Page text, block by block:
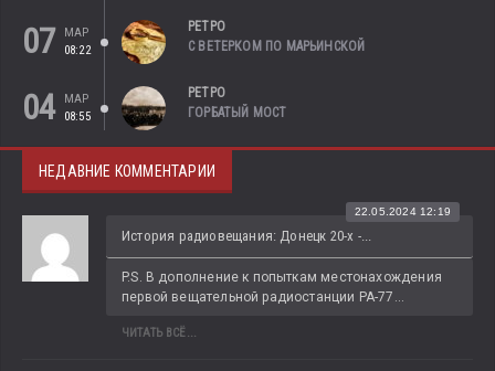
07
МАР
08:22
РЕТРО
С ВЕТЕРКОМ ПО МАРЬИНСКОЙ
04
МАР
08:55
РЕТРО
ГОРБАТЫЙ МОСТ
НЕДАВНИЕ КОММЕНТАРИИ
История радиовещания: Донецк 20-х -...
22.05.2024 12:19
P.S. В дополнение к попыткам местонахождения
первой вещательной радиостанции РА-77...
ЧИТАТЬ ВСЁ...